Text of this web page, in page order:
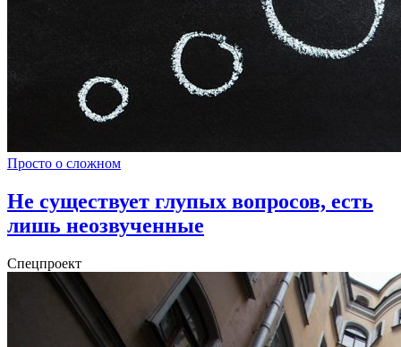
Просто о сложном
Не существует глупых вопросов, есть
лишь неозвученные
Спецпроект